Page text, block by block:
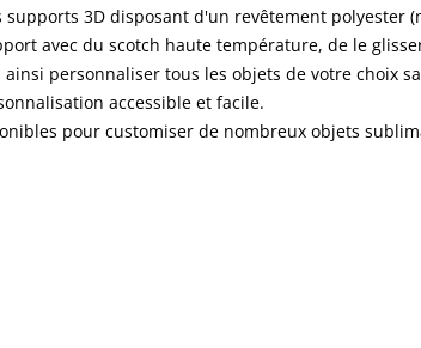
3D disposant d'un revêtement polyester
avec du scotch haute température, de le
personnaliser tous les objets de votre choix
accessible et facile.
pour customiser de nombreux objets
Kit Versiflex SG1000 Pack 6L Encres pour transfert DTF avec solution de nettoyage
Rating:
0%
289,00 €
240,83 €